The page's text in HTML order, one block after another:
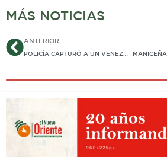
MÁS NOTICIAS
AntANTERIOR
POLICÍA CAPTURÓ A UN VENEZOLANO COMO PRESUNTO AUTOR DE HOMICIDIO DE COMERCIANTE EN VILLANUEVA